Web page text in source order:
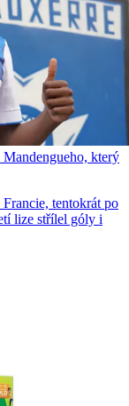
který
tentokrát po
lize střílel góly i